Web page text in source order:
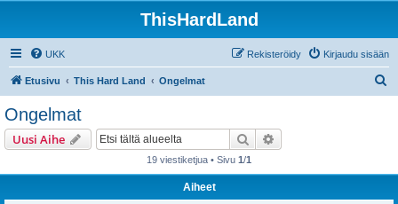
ThisHardLand
UKK Kirjaudu sisään
Rekisteröidy
Etusivu This Hard Land Ongelmat
Ongelmat
Uusi Aihe Etsi
19 viestiketjua • Sivu 1/1
Aiheet